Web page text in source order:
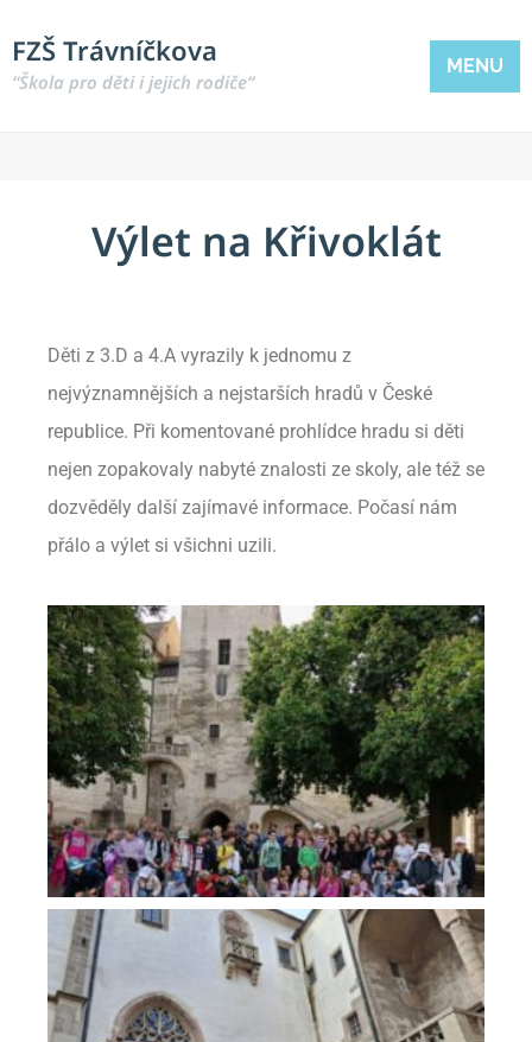
FZŠ Trávníčkova
“Škola pro děti i jejich rodiče“
MENU
Výlet na Křivoklát
Děti z 3.D a 4.A vyrazily k jednomu z
nejvýznamnějších a nejstarších hradů v České
republice. Při komentované prohlídce hradu si děti
nejen zopakovaly nabyté znalosti ze skoly, ale též se
dozvěděly další zajímavé informace. Počasí nám
přálo a výlet si všichni uzili.